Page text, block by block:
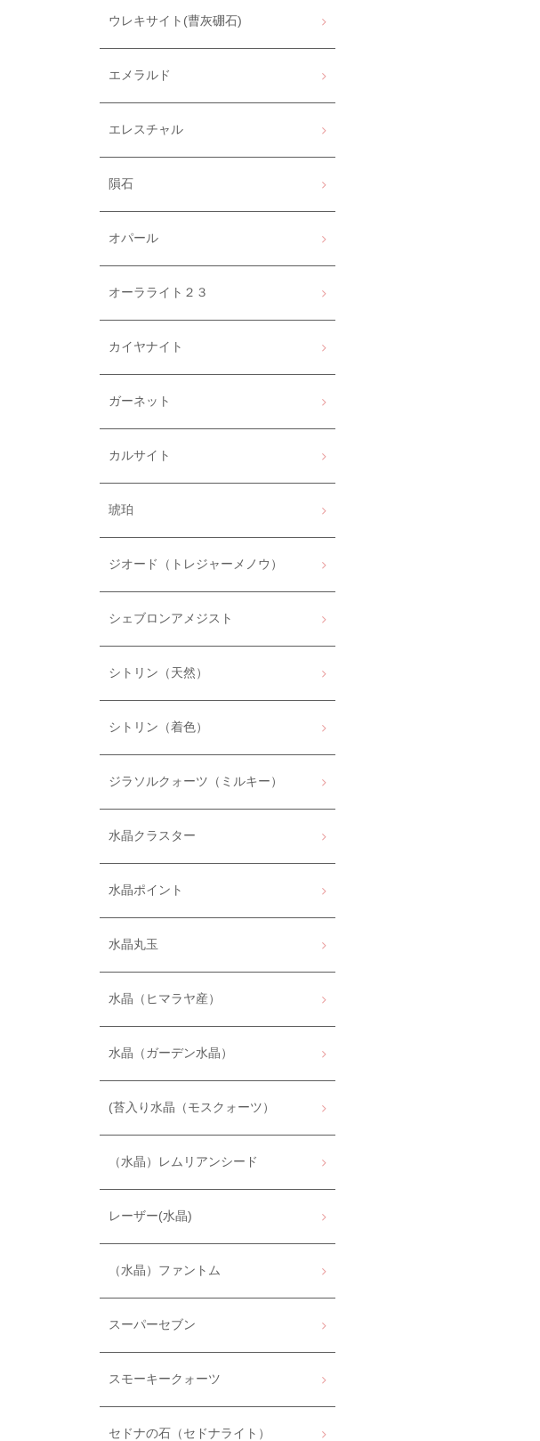
ウレキサイト(曹灰硼石)
エメラルド
エレスチャル
隕石
オパール
オーラライト２３
カイヤナイト
ガーネット
カルサイト
琥珀
ジオード（トレジャーメノウ）
シェブロンアメジスト
シトリン（天然）
シトリン（着色）
ジラソルクォーツ（ミルキー）
水晶クラスター
水晶ポイント
水晶丸玉
水晶（ヒマラヤ産）
水晶（ガーデン水晶）
(苔入り水晶（モスクォーツ）
（水晶）レムリアンシード
レーザー(水晶)
（水晶）ファントム
スーパーセブン
スモーキークォーツ
セドナの石（セドナライト）